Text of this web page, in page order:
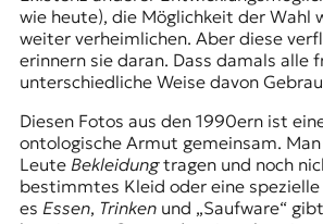
wie heute), die Möglichkeit der Wahl
weiter verheimlichen. Aber diese
erinnern sie daran. Dass damals alle
unterschiedliche Weise davon
Diesen Fotos aus den 1990ern ist
ontologische Armut gemeinsam.
Leute Bekleidungtragen und noch
bestimmtes Kleid oder eine spezielle
es Essen, Trinkenund „Saufware“